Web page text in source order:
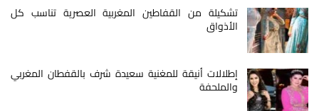
تشكيلة من القفاطين المغربية العصرية تناسب كل
الأذواق
إطلالات أنيقة للمغنية سعيدة شرف بالقفطان المغربي
والملحفة